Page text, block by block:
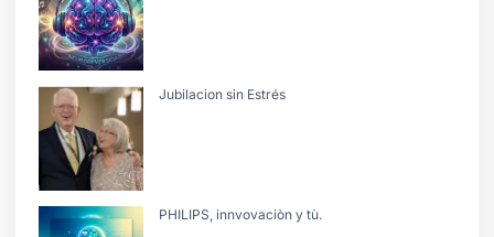
Jubilacion sin Estrés
PHILIPS, innvovaciòn y tù.